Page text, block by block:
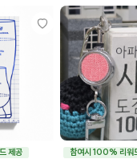
제공 참여시 100% 리워